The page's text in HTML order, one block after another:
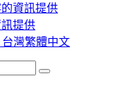
資訊提供
提供
台灣繁體中文